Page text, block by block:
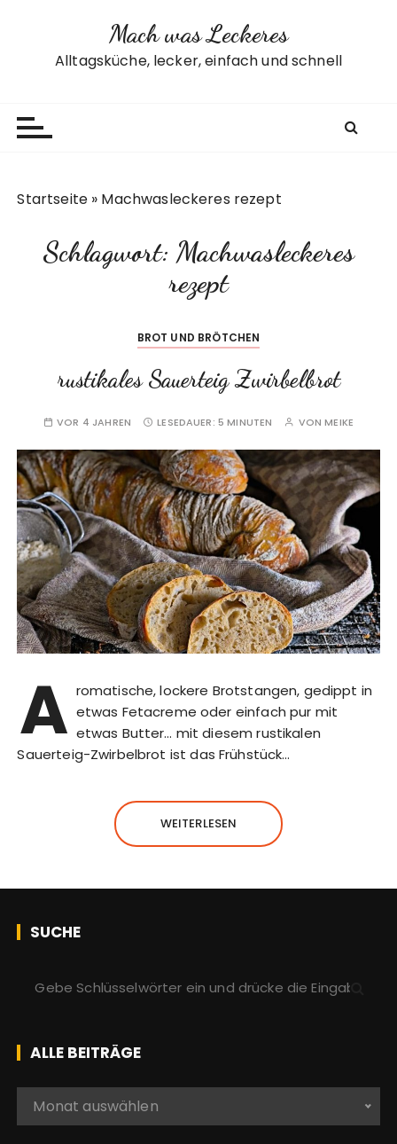
Mach was Leckeres
Alltagsküche, lecker, einfach und schnell
Startseite » Machwasleckeres rezept
Schlagwort: Machwasleckeres
rezept
BROT UND BRÖTCHEN
rustikales Sauerteig Zwirbelbrot
VOR 4 JAHREN LESEDAUER: 5 MINUTEN VONMEIKE
A romatische, lockere Brotstangen, gedippt in
etwas Fetacreme oder einfach pur mit
etwas Butter… mit diesem rustikalen
Sauerteig-Zwirbelbrot ist das Frühstück…
WEITERLESEN
SUCHE
h
e
n
c
ALLE BEITRÄGE
Monat auswählen